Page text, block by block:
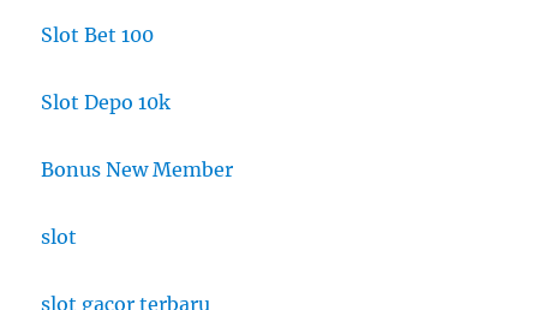
Slot Bet 100
Slot Depo 10k
Bonus New Member
slot
slot gacor terbaru